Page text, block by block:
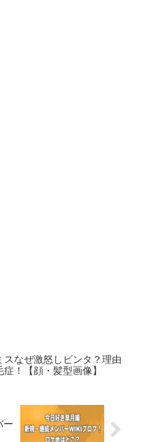
スなぜ激怒しビンタ？理由
症！【顔・髪型画像】
ー